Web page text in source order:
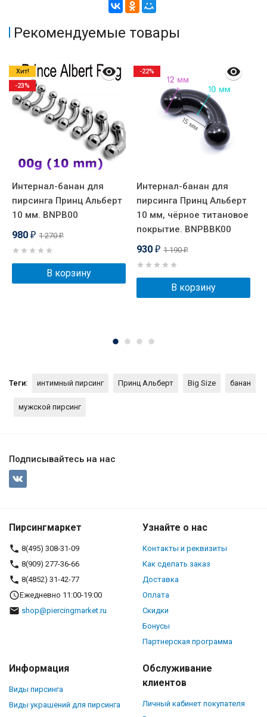
Рекомендуемые товары
Интернал-банан для
пирсинга Принц Альберт
10 мм. BNPB00
980 ₽ 1 270₽
В корзину
Хит!
-23%
Интернал-банан для
пирсинга Принц Альберт
10 мм, чёрное титановое
покрытие. BNPBBK00
930 ₽ 1 190₽
В корзину
-22%
Теги: интимный пирсинг Принц Альберт Big Size банан
мужской пирсинг
Подписывайтесь на нас
Пирсингмаркет
8(495) 308-31-09
8(909) 277-36-66
8(4852) 31-42-77
Ежедневно 11:00-19:00
shop@piercingmarket.ru
Узнайте о нас
Контакты и реквизиты
Как сделать заказ
Доставка
Оплата
Скидки
Бонусы
Партнерская программа
Информация
Виды пирсинга
Виды украшений для пирсинга
Обслуживание
клиентов
Личный кабинет покупателя